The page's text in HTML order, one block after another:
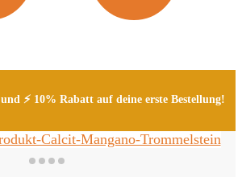
und ⚡ 10% Rabatt auf deine erste Bestellung!